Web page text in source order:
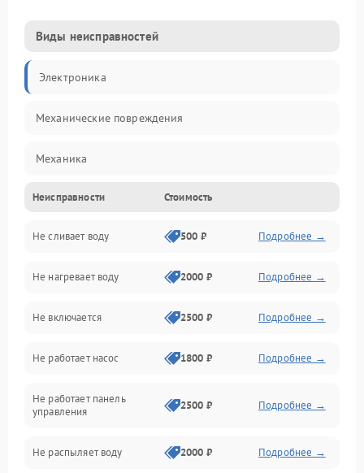
Виды неисправностей
Электроника
Механические повреждения
Механика
Управление
Электропитание
Датчики
Нагрев
Вода
Гигиена
Программное обеспечение
Неисправности Стоимость
Не сливает воду 500 ₽ Подробнее →
Не нагревает воду 2000 ₽ Подробнее →
Не включается 2500 ₽ Подробнее →
Не работает насос 1800 ₽ Подробнее →
Не работает панель
управления
2500 ₽ Подробнее →
Не распыляет воду 2000 ₽ Подробнее →